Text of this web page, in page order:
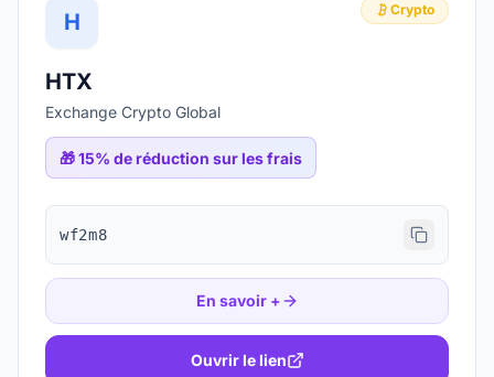
H Crypto
HTX
Exchange Crypto Global
🎁15% de réduction sur les frais
wf2m8
En savoir +
Ouvrir le lien